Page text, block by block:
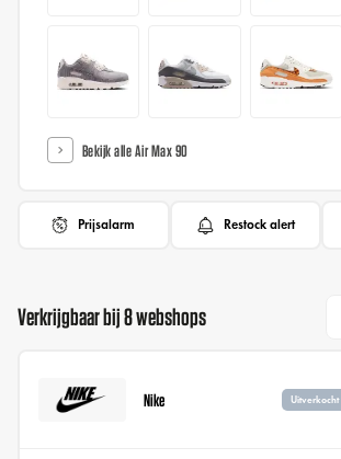
Bekijk alle Air Max 90
Prijsalarm Restock alert
Verkrijgbaar bij 8 webshops
Nike Uitverkocht